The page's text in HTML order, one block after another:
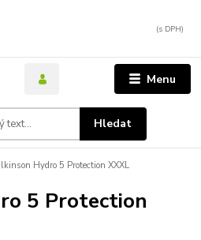
Menu
Hledat
Hydro 5 Protection XXXL
5 Protection